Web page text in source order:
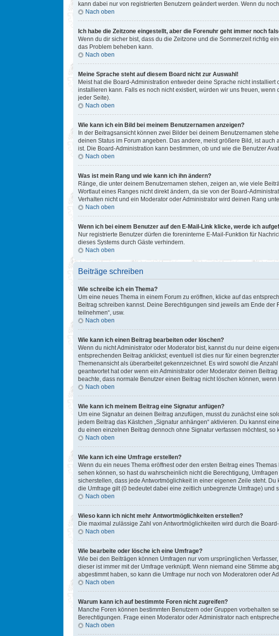
kann dabei nur von registrierten Benutzern geändert werden. Wenn du
Nach oben
Ich habe die Zeitzone eingestellt, aber die Forenuhr geht immer noch
Wenn du dir sicher bist, dass du die Zeitzone und die Sommerzeit richtig
das Problem beheben kann.
Nach oben
Meine Sprache steht auf diesem Board nicht zur Auswahl!
Meist hat die Board-Administration entweder deine Sprache nicht
installieren kann. Falls es noch nicht existiert, würden wir uns freuen,
jeder Seite).
Nach oben
Wie kann ich ein Bild bei meinem Benutzernamen anzeigen?
In der Beitragsansicht können zwei Bilder bei deinem Benutzernamen
deinen Status im Forum angeben. Das andere, meist größere Bild, ist
ist. Die Board-Administration kann bestimmen, ob und wie die Benutzer
Nach oben
Was ist mein Rang und wie kann ich ihn ändern?
Ränge, die unter deinem Benutzernamen stehen, zeigen an, wie viele
Wortlaut eines Ranges nicht direkt ändern, da sie von der Board-
Verhalten nicht und ein Moderator oder Administrator wird deinen Rang
Nach oben
Wenn ich bei einem Benutzer auf den E-Mail-Link klicke, werde ich
Nur registrierte Benutzer dürfen die foreninterne E-Mail-Funktion für
dieses Systems durch Gäste verhindern.
Nach oben
Beiträge schreiben
Wie schreibe ich ein Thema?
Um eine neues Thema in einem Forum zu eröffnen, klicke auf das
Beitrag schreiben kannst. Deine Berechtigungen sind jeweils am Ende der
teilnehmen“, usw.
Nach oben
Wie kann ich einen Beitrag bearbeiten oder löschen?
Wenn du nicht Administrator oder Moderator bist, kannst du nur deine
entsprechenden Beitrag anklickst; eventuell ist dies nur für einen
Themenansicht als überarbeitet gekennzeichnet. Es wird sowohl die
geantwortet hat oder wenn ein Administrator oder Moderator deinen
beachte, dass normale Benutzer einen Beitrag nicht löschen können,
Nach oben
Wie kann ich meinem Beitrag eine Signatur anfügen?
Um eine Signatur an deinen Beitrag anzufügen, musst du zunächst eine
jedem Beitrag das Kästchen „Signatur anhängen“ aktivieren. Du kannst
du einen einzelnen Beitrag dennoch ohne Signatur verfassen möchtest,
Nach oben
Wie kann ich eine Umfrage erstellen?
Wenn du ein neues Thema eröffnest oder den ersten Beitrag eines
sehen können, so hast du wahrscheinlich nicht die Berechtigung,
sicherstellen, dass jede Antwortmöglichkeit in einer eigenen Zeile steht.
die Umfrage gilt (0 bedeutet dabei eine zeitlich unbegrenzte Umfrage)
Nach oben
Wieso kann ich nicht mehr Antwortmöglichkeiten erstellen?
Die maximal zulässige Zahl von Antwortmöglichkeiten wird durch die
Nach oben
Wie bearbeite oder lösche ich eine Umfrage?
Wie bei den Beiträgen können Umfragen nur vom ursprünglichen
dieser ist immer mit der Umfrage verknüpft. Wenn niemand eine Stimme
abgestimmt haben, so kann die Umfrage nur noch von Moderatoren oder
Nach oben
Warum kann ich auf bestimmte Foren nicht zugreifen?
Manche Foren können bestimmten Benutzern oder Gruppen vorbehalten
Berechtigungen. Frage einen Moderator oder Administrator nach
Nach oben